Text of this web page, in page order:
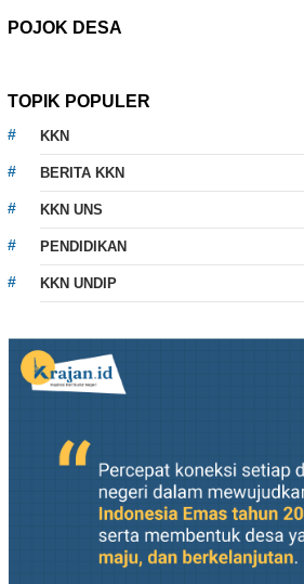
POJOK DESA
TOPIK POPULER
KKN
BERITA KKN
KKN UNS
PENDIDIKAN
KKN UNDIP